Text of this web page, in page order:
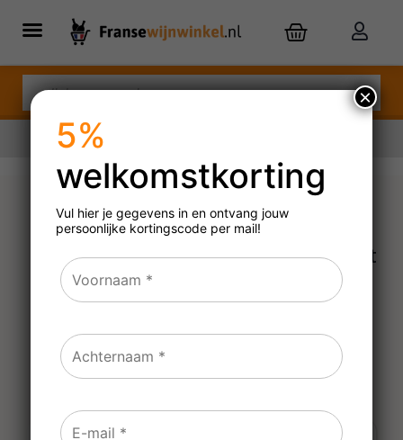
Spiegelau Definition
Bordeaux wijnglazen (set
van 2)
5%
welkomstkorting
Vul hier je gegevens in en ontvang jouw
persoonlijke kortingscode per mail!
×